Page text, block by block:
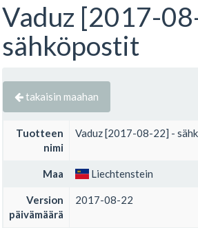
Vaduz [2017-
sähköpostit
takaisin maahan
Tuotteen
nimi
Vaduz [2017-08-22] -
Maa Liechtenstein
Version
päivämäärä
2017-08-22